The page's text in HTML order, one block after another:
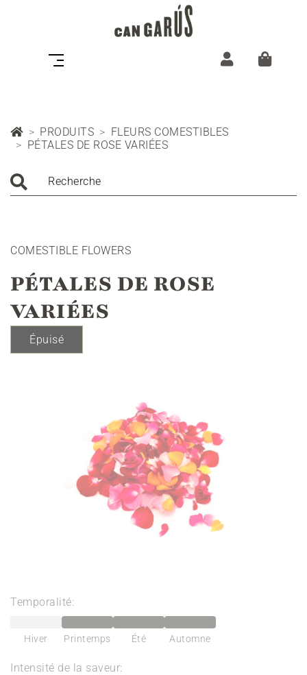
PRODUITS
FLEURS COMESTIBLES
PÉTALES DE ROSE VARIÉES
Recherche
COMESTIBLE FLOWERS
PÉTALES DE ROSE
VARIÉES
Épuisé
Temporalité:
Hiver Printemps Été Automne
Intensité de la saveur: